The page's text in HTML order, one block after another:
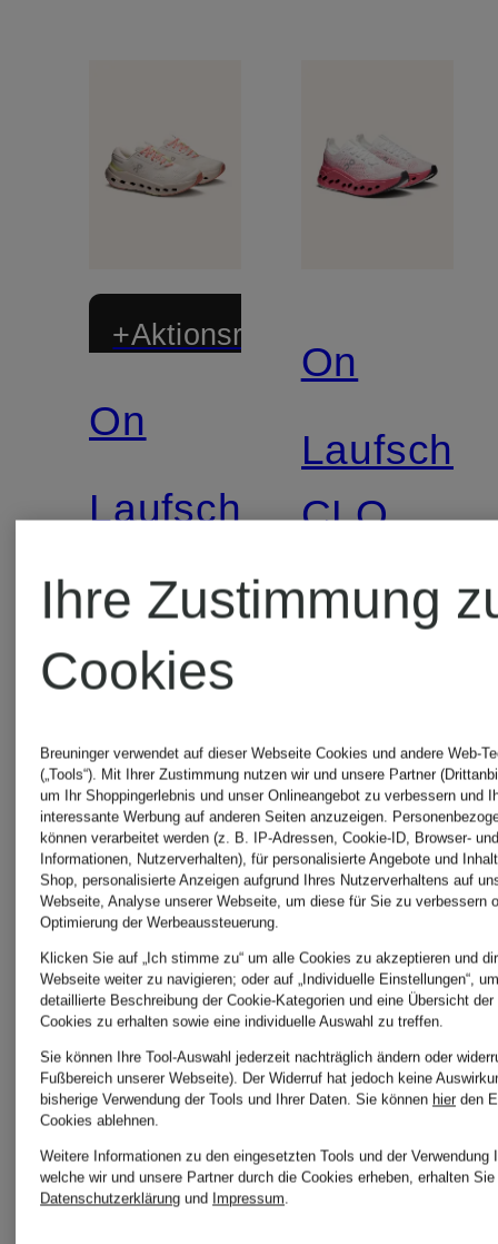
+Aktionsrabatt
On
Laufschuhe
CLOUDRUNNER
119,99 €
Bestpreis:
101,99 €
Ursprünglich:
160 €
On
MAX
190 €
Ihre Zustimmung
Cookies
Breuninger verwendet auf dieser Webseite Cookies und andere Web-
(„Tools“). Mit Ihrer Zustimmung nutzen wir und unsere Partner
um Ihr Shoppingerlebnis und unser Onlineangebot zu verbessern und
interessante Werbung auf anderen Seiten anzuzeigen.
können verarbeitet werden (z. B. IP-Adressen, Cookie-ID, Browser-
Informationen, Nutzerverhalten), für personalisierte Angebote und
Shop, personalisierte Anzeigen aufgrund Ihres Nutzerverhaltens auf
Webseite, Analyse unserer Webseite, um diese für Sie zu verbessern
Optimierung der Werbeaussteuerung.
Klicken Sie auf „Ich stimme zu“ um alle Cookies zu akzeptieren und
Webseite weiter zu navigieren; oder auf „Individuelle Einstellungen“,
detaillierte Beschreibung der Cookie-Kategorien und eine Übersicht
Cookies zu erhalten sowie eine individuelle Auswahl zu treffen.
Sie können Ihre Tool-Auswahl jederzeit nachträglich ändern oder
Fußbereich unserer Webseite). Der Widerruf hat jedoch keine
bisherige Verwendung der Tools und Ihrer Daten. Sie können hier den
Cookies ablehnen.
Weitere Informationen zu den eingesetzten Tools und der Verwendung
welche wir und unsere Partner durch die Cookies erheben, erhalten
Datenschutzerklärung und Impressum.